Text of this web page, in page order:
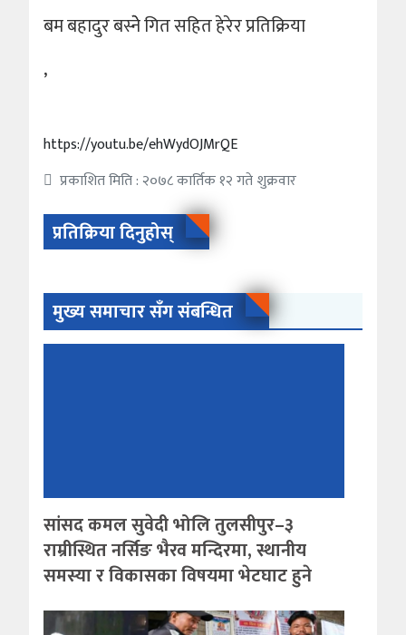
बम बहादुर बस्नेे गित सहित हेरेर प्रतिक्रिया
,
https://youtu.be/ehWydOJMrQE
प्रकाशित मिति : २०७८ कार्तिक १२ गते शुक्रवार
प्रतिक्रिया दिनुहोस्
मुख्य समाचार सँग संबन्धित
सांसद कमल सुवेदी भोलि तुलसीपुर–३
राम्रीस्थित नर्सिङ भैरव मन्दिरमा, स्थानीय
समस्या र विकासका विषयमा भेटघाट हुने